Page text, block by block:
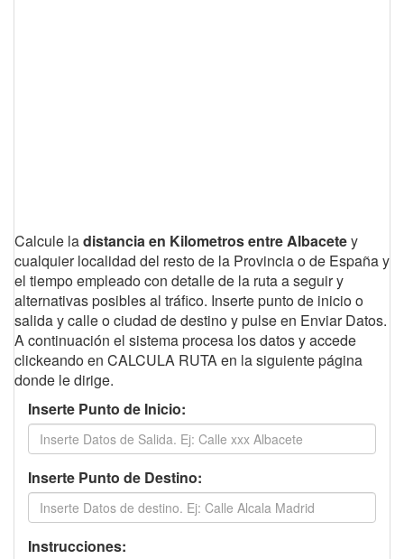
Calcule ladistancia en Kilometros entre Albacetey
cualquier localidad del resto de la Provincia o de España y
el tiempo empleado con detalle de la ruta a seguir y
alternativas posibles al tráfico. Inserte punto de inicio o
salida y calle o ciudad de destino y pulse en Enviar Datos.
A continuación el sistema procesa los datos y accede
clickeando en CALCULA RUTA en la siguiente página
donde le dirige.
Inserte Punto de Inicio:
Inserte Punto de Destino:
Instrucciones: